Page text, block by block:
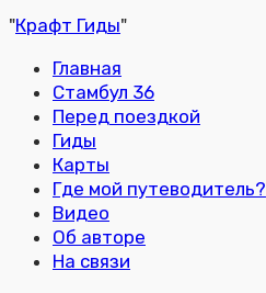
"Крафт Гиды"
Главная
Стамбул 36
Перед поездкой
Гиды
Карты
Где мой путеводитель?
Видео
Об авторе
На связи